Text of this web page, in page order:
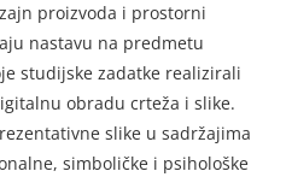
proizvoda i prostorni
nastavu na predmetu
studijske zadatke realizirali
obradu crteža i slike.
slike u sadržajima
simboličke i psihološke